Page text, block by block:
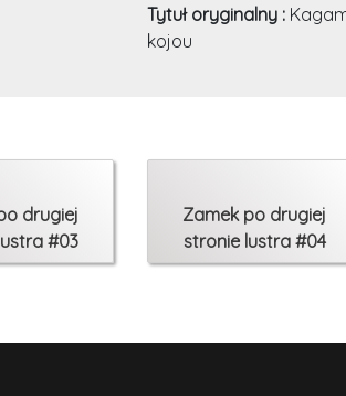
Tytuł oryginalny :
kojou
drugiej
#03
Zamek po drugiej
stronie lustra #04